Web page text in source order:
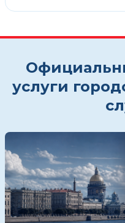
услуги